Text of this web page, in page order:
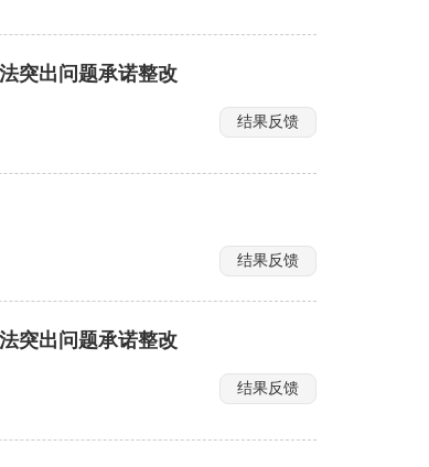
突出问题承诺整改
结果反馈
结果反馈
突出问题承诺整改
结果反馈